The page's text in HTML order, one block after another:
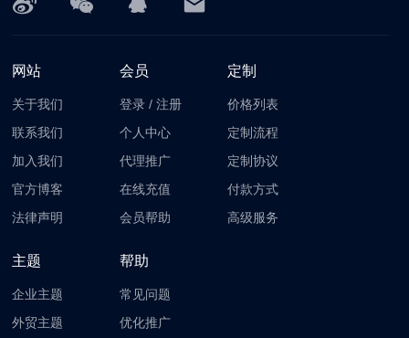
网站
关于我们
联系我们
加入我们
官方博客
法律声明
会员
登录 /注册
个人中心
代理推广
在线充值
会员帮助
定制
价格列表
定制流程
定制协议
付款方式
高级服务
主题
企业主题
外贸主题
帮助
常见问题
优化推广